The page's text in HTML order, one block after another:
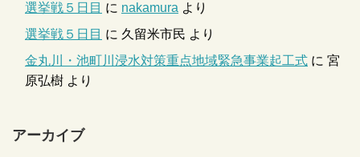
選挙戦５日目 に nakamura より
選挙戦５日目 に 久留米市民 より
金丸川・池町川浸水対策重点地域緊急事業起工式 に 宮
原弘樹 より
アーカイブ